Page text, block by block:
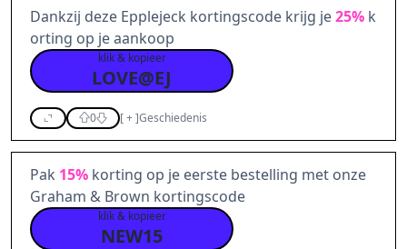
Dankzij deze Epplejeck kortingscode krijg je25% k
orting op je aankoop
klik & kopieer
LOVE@EJ
0 [+]Geschiedenis
Pak 15% korting op je eerste bestelling met onze
Graham & Brown kortingscode
klik & kopieer
NEW15